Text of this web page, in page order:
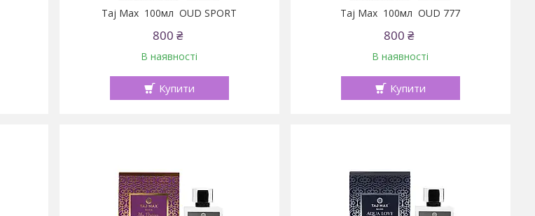
Taj Max 100мл OUD SPORT
800 ₴
В наявності
Купити
Taj Max 100мл OUD 777
800 ₴
В наявності
Купити